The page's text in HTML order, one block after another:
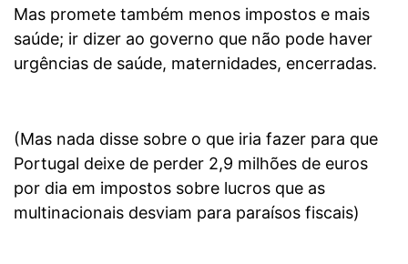
Mas promete também menos impostos e mais
saúde; ir dizer ao governo que não pode haver
urgências de saúde, maternidades, encerradas.
(Mas nada disse sobre o que iria fazer para que
Portugal deixe de perder 2,9 milhões de euros
por dia em impostos sobre lucros que as
multinacionais desviam para paraísos fiscais)